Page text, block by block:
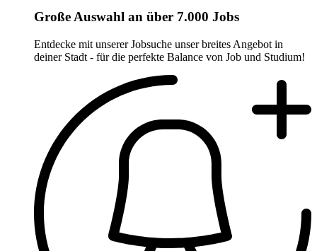
Große Auswahl an über 7.000 Jobs
Entdecke mit unserer Jobsuche unser breites Angebot in
deiner Stadt - für die perfekte Balance von Job und Studium!